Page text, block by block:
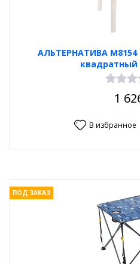
АЛЬТЕРНАТИВА М8154
1
В избранное
ПОД ЗАКАЗ